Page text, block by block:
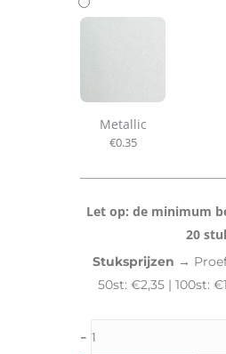
Metallic
€0.35
Let op: de minimum
20
Stuksprijzen →
50st: €2,35 | 100st:
-